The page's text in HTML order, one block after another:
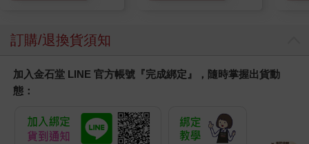
訂購/退換貨須知
加入金石堂 LINE 官方帳號『完成綁定』，隨時掌握出貨動
態：